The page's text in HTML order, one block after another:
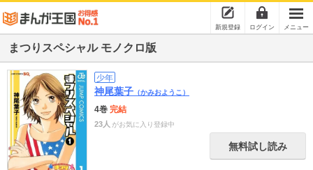
新規登録 ログイン メニュー
まつりスペシャル モノクロ版
少年
神尾葉子 （かみおようこ）
4巻 完結
23人 がお気に入り登録中
無料試し読み